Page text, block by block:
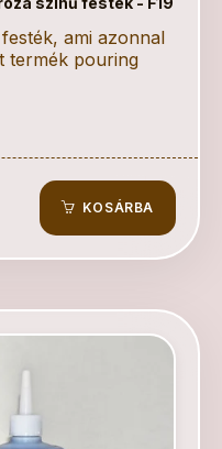
ami azonnal
termék pouring
KOSÁRBA